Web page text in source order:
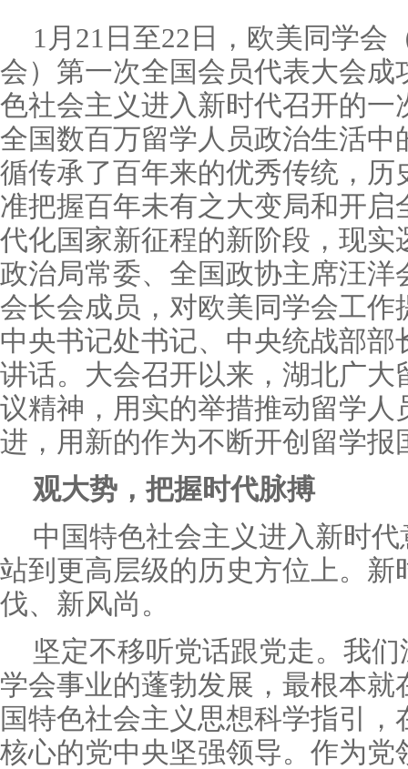
1月21日至22日，欧美同学会
会）第一次全国会员代表大会成
色社会主义进入新时代召开的一
全国数百万留学人员政治生活中
循传承了百年来的优秀传统，历
准把握百年未有之大变局和开启
代化国家新征程的新阶段，现实
政治局常委、全国政协主席汪洋
会长会成员，对欧美同学会工作
中央书记处书记、中央统战部部
讲话。大会召开以来，湖北广大
议精神，用实的举措推动留学人
进，用新的作为不断开创留学报
观大势，把握时代脉搏
中国特色社会主义进入新时
站到更高层级的历史方位上。新
伐、新风尚。
坚定不移听党话跟党走。我
学会事业的蓬勃发展，最根本就
国特色社会主义思想科学指引
核心的党中央坚强领导。作为党